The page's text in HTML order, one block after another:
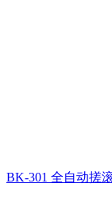
BK-301 全自动搓